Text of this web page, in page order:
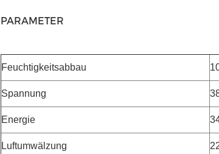
PARAMETER
Feuchtigkeitsabbau
Spannung
Energie
Luftumwälzung